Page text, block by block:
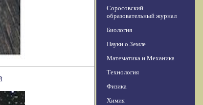
Соросовский
образовательный журнал
Биология
Науки о Земле
Математика и Механика
Технология
Физика
Химия